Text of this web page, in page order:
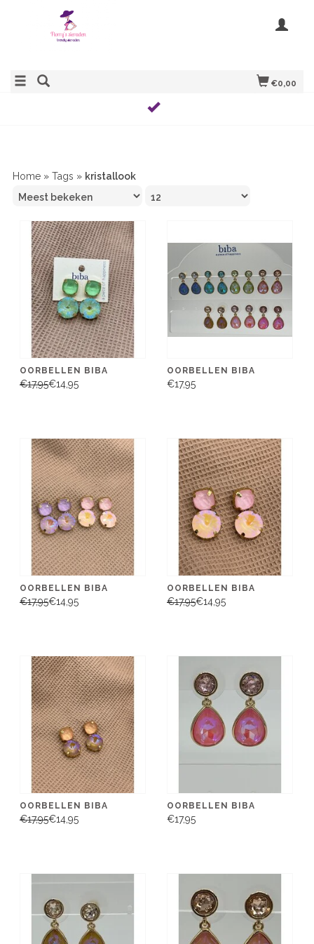
€0,00
Home » Tags » kristallook
OORBELLEN BIBA
€17,95€14,95
OORBELLEN BIBA
€17,95
OORBELLEN BIBA
€17,95€14,95
OORBELLEN BIBA
€17,95€14,95
OORBELLEN BIBA
€17,95€14,95
OORBELLEN BIBA
€17,95